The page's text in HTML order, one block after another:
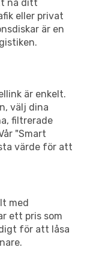
nå ditt
eller privat
är en
är enkelt.
välj dina
filtrerade
"Smart
värde för att
med
ett pris som
för att låsa